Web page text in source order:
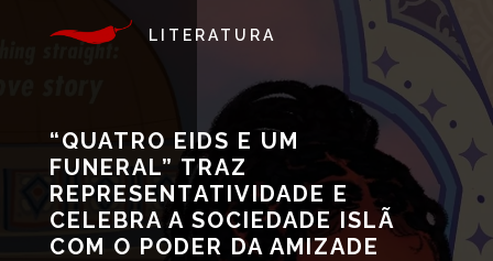
LITERATURA
“QUATRO EIDS E UM
FUNERAL” TRAZ
REPRESENTATIVIDADE E
CELEBRA A SOCIEDADE ISLÃ
COM O PODER DA AMIZADE